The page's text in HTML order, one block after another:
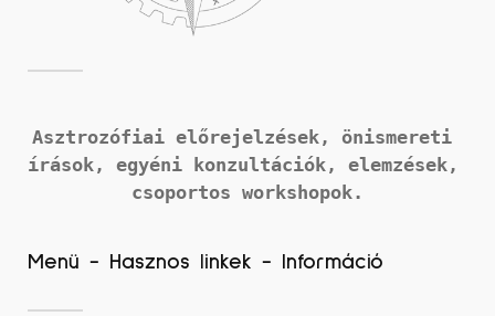
Asztrozófiai előrejelzések, önismereti
írások,
csoportos workshopok.
Menü - Hasznos linkek - Információ